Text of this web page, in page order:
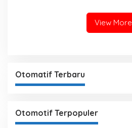
View More
Otomatif Terbaru
Otomotif Terpopuler